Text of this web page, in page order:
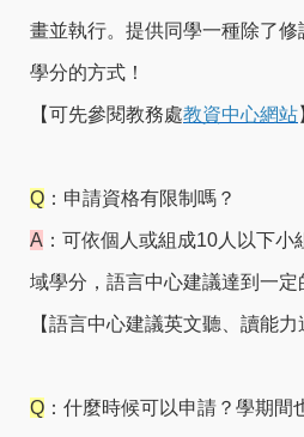
畫並執行。提供同學一種除了
學分的方式！
【可先參閱教務處教資中心網站
Q ：申請資格有限制嗎？
A ：可依個人或組成10人以下
域學分，語言中心建議達到一
【語言中心建議英文聽、讀能力
Q ：什麼時候可以申請？學期間